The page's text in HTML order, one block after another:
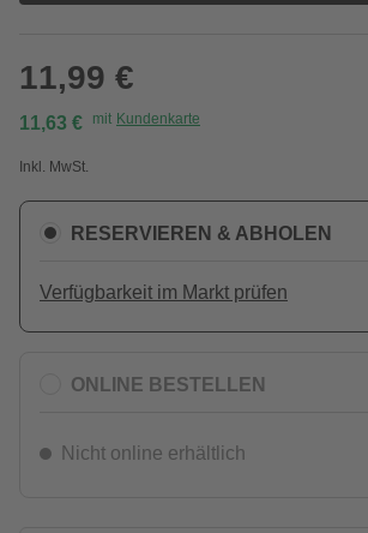
11,99 €
11,63 € mit Kundenkarte
Inkl. MwSt.
RESERVIEREN & ABHOLEN
Verfügbarkeit im Markt prüfen
ONLINE BESTELLEN
Nicht online erhältlich